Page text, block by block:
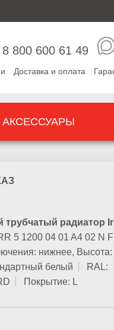
8 800 600 61 49
Доставка и оплата
АКСЕССУАРЫ
трубчатый радиатор
5 1200 04 01 A4 02 N
нижнее, Высота:
белый
RAL:
Покрытие: L